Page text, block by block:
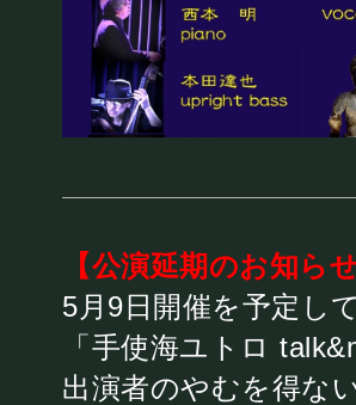
お知らせ
【公演延期のお知らせ
5月9日開催を予定し
「手使海ユトロ
出演者のやむを得な